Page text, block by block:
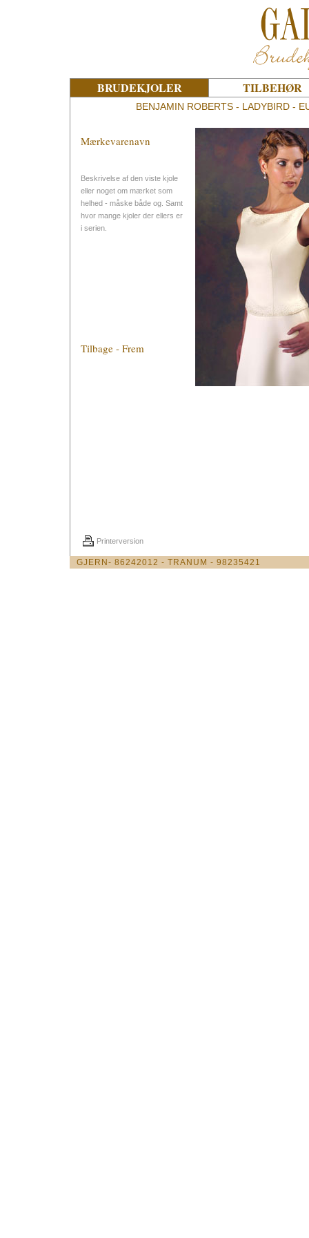
BRUDEKJOLER TILBEHØR
BENJAMIN ROBERTS - LADYBIRD -
Mærkevarenavn
Beskrivelse af den viste kjole
eller noget om mærket som
helhed - måske både og. Samt
hvor mange kjoler der ellers er
i serien.
Tilbage - Frem
Printerversion
GJERN- 86242012 - TRANUM - 98235421